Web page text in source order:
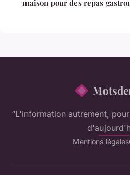
maison pour des repas
“L'information autrement,
Mentions légales